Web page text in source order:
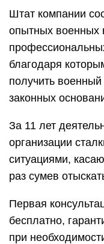
Штат компании
опытных военных
благодаря
получить
законных
За 11 лет
организации
ситуациями,
раз сумев
Первая
бесплатно,
при